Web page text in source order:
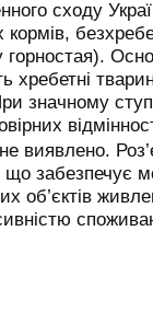
сходу
горностая).
хребетні
значному
виявлено.
забезпечує
об’єктів